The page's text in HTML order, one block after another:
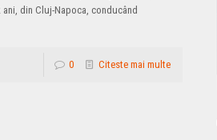
din Cluj-Napoca, conducând
0 Citeste mai multe